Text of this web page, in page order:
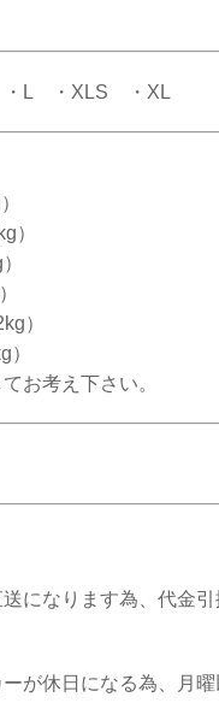
L ・XLS ・XL
）
）
お考え下さい。
になります為、代金
が休日になる為、月曜